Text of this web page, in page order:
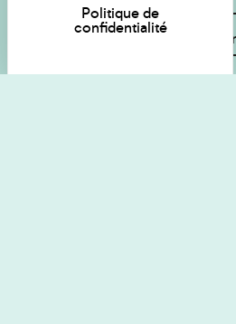
Inscrivez-vous à la
Politique de
confidentialité